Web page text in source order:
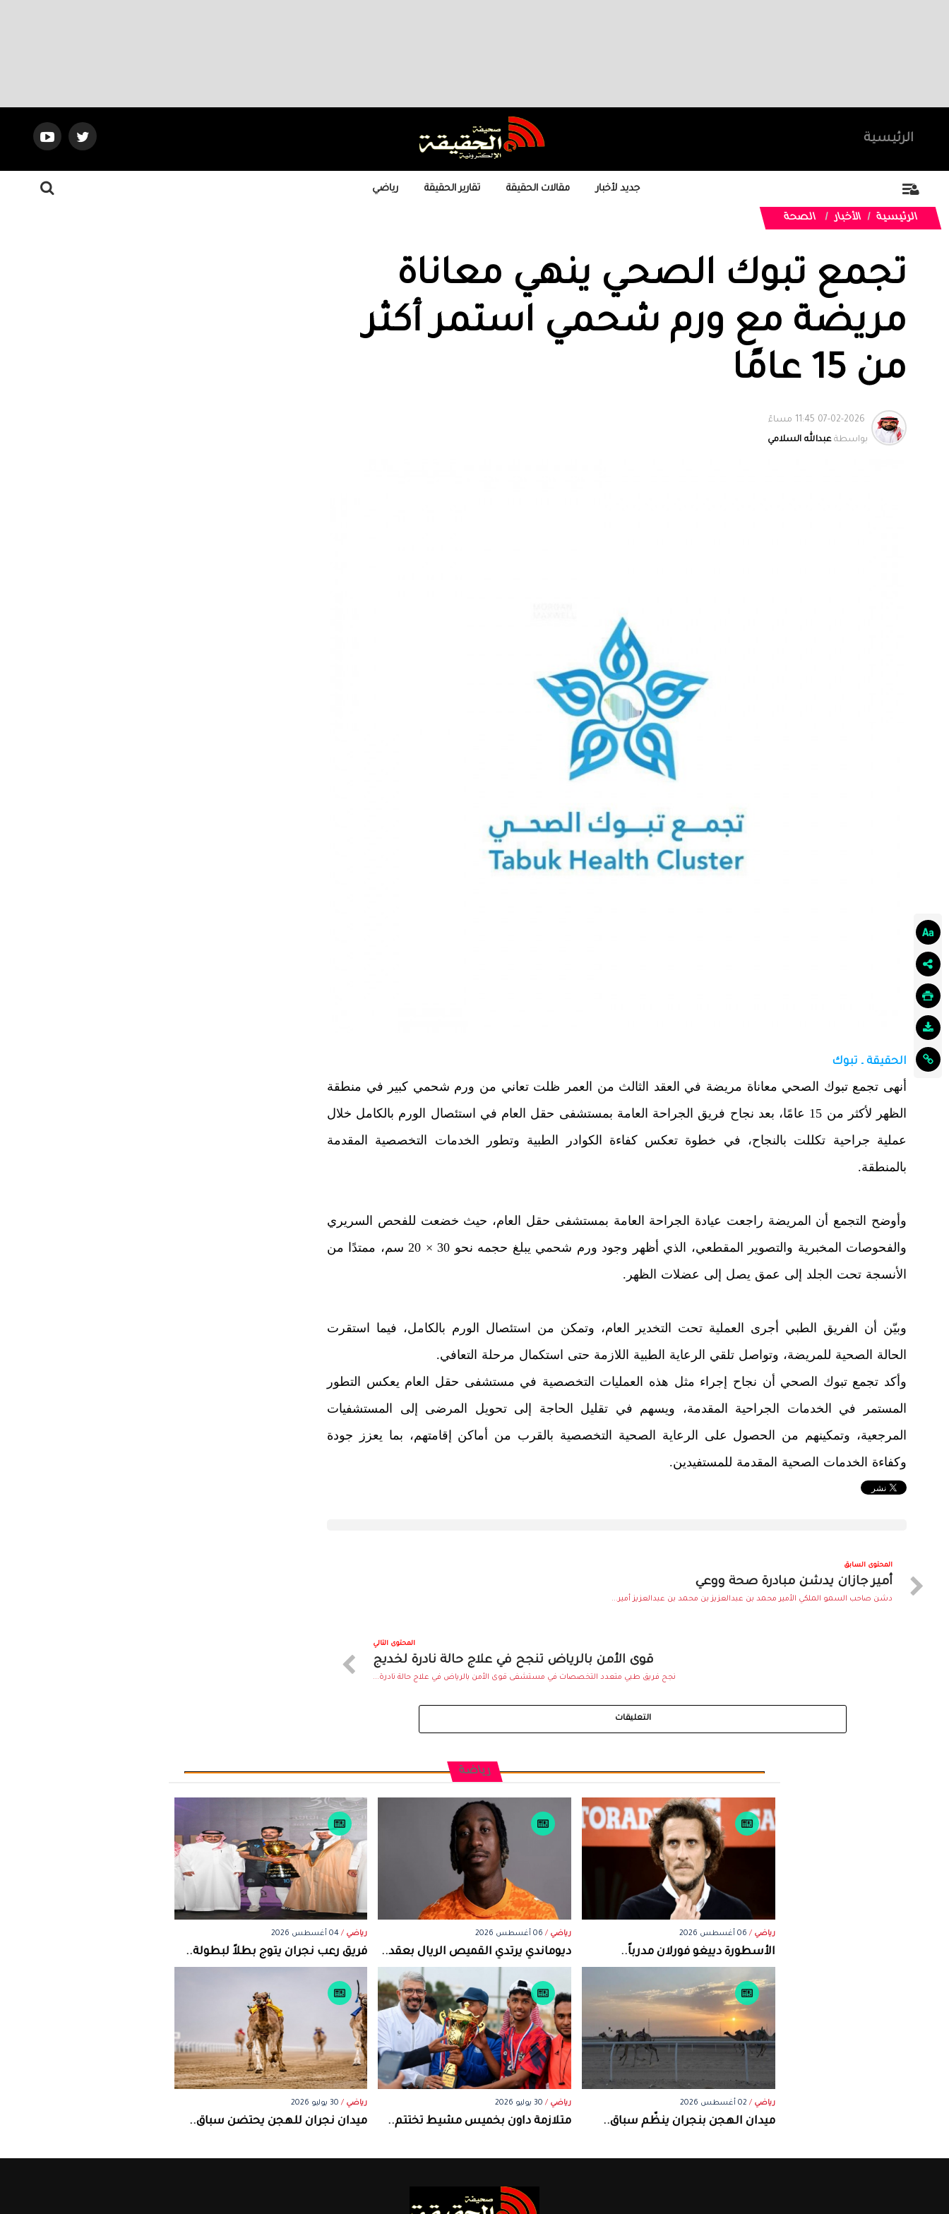
الرئيسية
جديد لأخبار مقالات الحقيقة تقارير الحقيقة رياضي
الرئيسية الأخبار الصحة
تجمع تبوك الصحي ينهي معاناة
مريضة مع ورم شحمي استمر أكثر
من 15 عامًا
بواسطةعبدالله السلامي
الحقيقة ـ تبوك
أنهى تجمع تبوك الصحي معاناة مريضة في العقد الثالث من العمر ظلت تعاني من ورم شحمي كبير في منطقة
الظهر لأكثر من 15 عامًا، بعد نجاح فريق الجراحة العامة بمستشفى حقل العام في استئصال الورم بالكامل خلال
عملية جراحية تكللت بالنجاح، في خطوة تعكس كفاءة الكوادر الطبية وتطور الخدمات التخصصية المقدمة
بالمنطقة.
وأوضح التجمع أن المريضة راجعت عيادة الجراحة العامة بمستشفى حقل العام، حيث خضعت للفحص السريري
والفحوصات المخبرية والتصوير المقطعي، الذي أظهر وجود ورم شحمي يبلغ حجمه نحو 30 × 20 سم، ممتدًا من
الأنسجة تحت الجلد إلى عمق يصل إلى عضلات الظهر.
وبيّن أن الفريق الطبي أجرى العملية تحت التخدير العام، وتمكن من استئصال الورم بالكامل، فيما استقرت
الحالة الصحية للمريضة، وتواصل تلقي الرعاية الطبية اللازمة حتى استكمال مرحلة التعافي.
وأكد تجمع تبوك الصحي أن نجاح إجراء مثل هذه العمليات التخصصية في مستشفى حقل العام يعكس التطور
المستمر في الخدمات الجراحية المقدمة، ويسهم في تقليل الحاجة إلى تحويل المرضى إلى المستشفيات
المرجعية، وتمكينهم من الحصول على الرعاية الصحية التخصصية بالقرب من أماكن إقامتهم، بما يعزز جودة
وكفاءة الخدمات الصحية المقدمة للمستفيدين.
المحتوى السابق
أمير جازان يدشن مبادرة صحة ووعي
دشن صاحب السمو الملكي الأمير محمد بن عبدالعزيز بن محمد بن عبدالعزيز أمير...
المحتوى التالي
قوى الأمن بالرياض تنجح في علاج حالة نادرة لخديج
نجح فريق طبي متعدد التخصصات في مستشفى قوى الأمن بالرياض في علاج حالة نادرة...
التعليقات
رياضة
رياضي / 06 أغسطس 2026
الأسطورة دييغو فورلان مدرباً..
رياضي / 06 أغسطس 2026
ديوماندي يرتدي القميص الريال بعقد..
رياضي / 04 أغسطس 2026
فريق رعب نجران يتوج بطلاً لبطولة..
رياضي / 02 أغسطس 2026
ميدان الهجن بنجران ينظّم سباق..
رياضي / 30 يوليو 2026
متلازمة داون بخميس مشيط تختتم..
رياضي / 30 يوليو 2026
ميدان نجران للهجن يحتضن سباق..